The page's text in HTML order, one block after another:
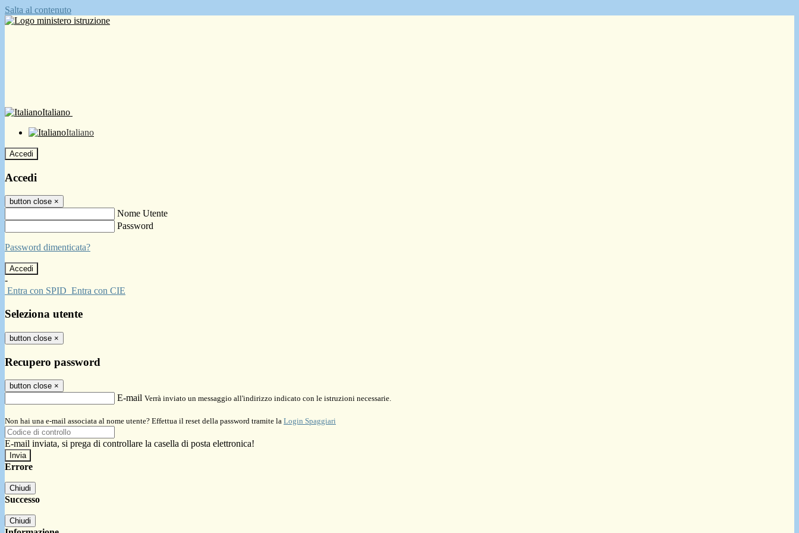
Salta al contenuto
Italiano
Italiano
Accedi
Accedi
button close ×
Nome Utente
Password
Password dimenticata?
-
Entra con SPID Entra con CIE
Seleziona utente
button close ×
Recupero password
button close ×
E-mail Verrà inviato un messaggio all'indirizzo indicato con le istruzioni necessarie.
Non hai una e-mail associata al nome utente? Effettua il reset della password tramite la Login Spaggiari
E-mail inviata, si prega di controllare la casella di posta elettronica!
Errore
Chiudi
Successo
Chiudi